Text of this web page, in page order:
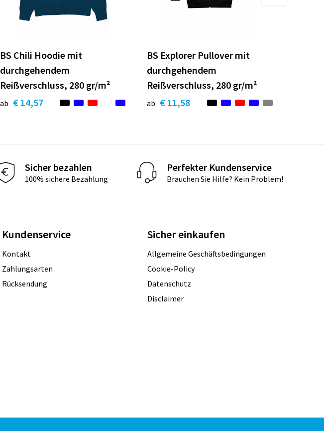
BS Chili Hoodie mit
durchgehendem
Reißverschluss, 280 gr/m²
ab € 14,57
BS Explorer Pullover mit
durchgehendem
Reißverschluss, 280 gr/m²
ab € 11,58
Sicher bezahlen
100% sichere Bezahlung
Perfekter Kundenservice
Brauchen Sie Hilfe? Kein Problem!
Kundenservice
Kontakt
Zahlungsarten
Rücksendung
Sicher einkaufen
Allgemeine Geschäftsbedingungen
Cookie-Policy
Datenschutz
Disclaimer